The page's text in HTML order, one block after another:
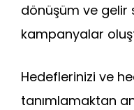
dönüşüm ve gelir
kampanyalar
Hedeflerinizi ve
tanımlamaktan